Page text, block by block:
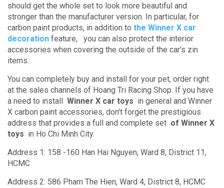
should get the whole set to look more beautiful and
stronger than the manufacturer version. In particular, for
carbon paint products, in addition to the Winner X car
decoration feature,
you can also protect the interior
accessories when covering the outside of the car's zin
items.
You can completely buy and install for your pet, order right
at the sales channels of Hoang Tri Racing Shop. If you have
a need to install Winner X car toys in general and Winner
X carbon paint accessories, don't forget the prestigious
address that provides a full and complete set of Winner X
toys in Ho Chi Minh City.
Address 1: 158 -160 Han Hai Nguyen, Ward 8, District 11,
HCMC
Address 2: 586 Pham The Hien, Ward 4, District 8, HCMC